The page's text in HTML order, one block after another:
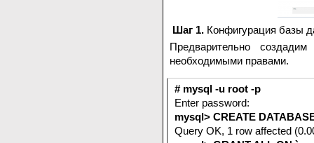
Шаг 1. Конфигурация базы
Предварительно
необходимыми правами.
# mysql -u root -p
Enter password:
mysql> CREATE
Query OK, 1 row affected